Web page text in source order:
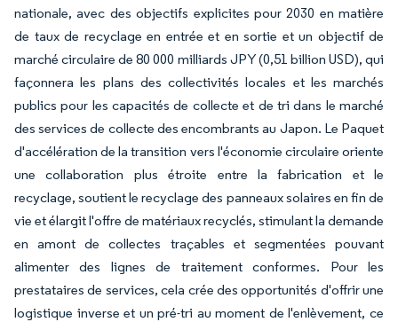
nationale, avec des objectifs explicites pour 2030 en matière
de taux de recyclage en entrée et en sortie et un objectif de
marché circulaire de 80 000 milliards JPY (0,51 billion USD), qui
façonnera les plans des collectivités locales et les marchés
publics pour les capacités de collecte et de tri dans le marché
des services de collecte des encombrants au Japon. Le Paquet
d'accélération de la transition vers l'économie circulaire oriente
une collaboration plus étroite entre la fabrication et le
recyclage, soutient le recyclage des panneaux solaires en fin de
vie et élargit l'offre de matériaux recyclés, stimulant la demande
en amont de collectes traçables et segmentées pouvant
alimenter des lignes de traitement conformes. Pour les
prestataires de services, cela crée des opportunités d'offrir une
logistique inverse et un pré-tri au moment de l'enlèvement, ce